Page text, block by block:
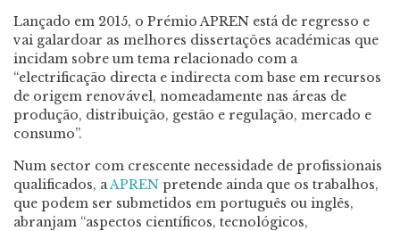
Lançado em 2015, o Prémio APREN está de regresso e
vai galardoar as melhores dissertações académicas que
incidam sobre um tema relacionado com a
“electrificação directa e indirecta com base em recursos
de origem renovável, nomeadamente nas áreas de
produção, distribuição, gestão e regulação, mercado e
consumo”.
Num sector com crescente necessidade de profissionais
qualificados, aAPREN pretende ainda que os trabalhos,
que podem ser submetidos em português ou inglês,
abranjam “aspectos científicos, tecnológicos,